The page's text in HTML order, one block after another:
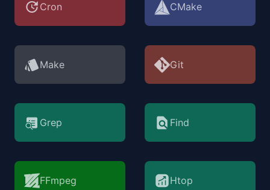
Cron CMake
Make Git
Grep Find
FFmpeg Htop